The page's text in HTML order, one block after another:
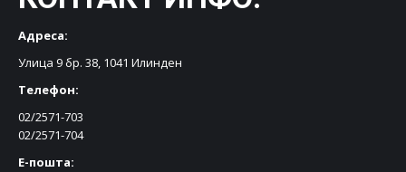
Адреса:
Улица 9 бр. 38, 1041 Илинден
Телефон:
02/2571-703
02/2571-704
Е-пошта: